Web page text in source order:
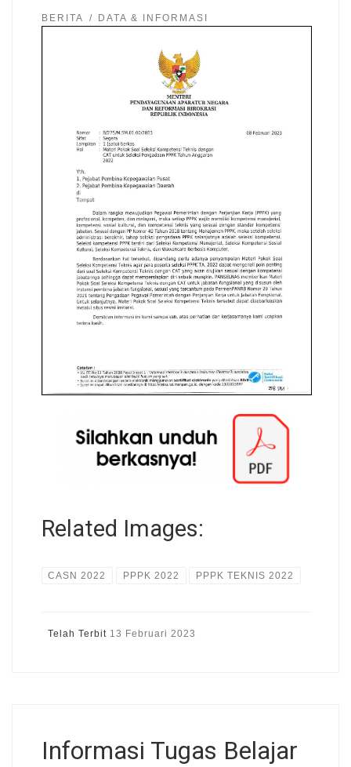
BERITA DATA & INFORMASI
Related Images:
CASN 2022 PPPK 2022 PPPK TEKNIS 2022
Telah Terbit 13 Februari 2023
Informasi Tugas Belajar